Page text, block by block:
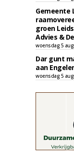
Gemeente
groen
Advies &
woensdag 5
Dar gunt
aan
woensdag 5